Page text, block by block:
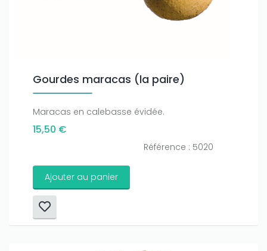
Gourdes maracas (la paire)
Maracas en calebasse évidée.
15,50 €
Référence : 5020
Ajouter au panier